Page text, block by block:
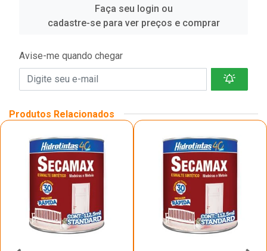
Faça seu login ou
cadastre-se para ver preços e comprar
Avise-me quando chegar
Produtos Relacionados